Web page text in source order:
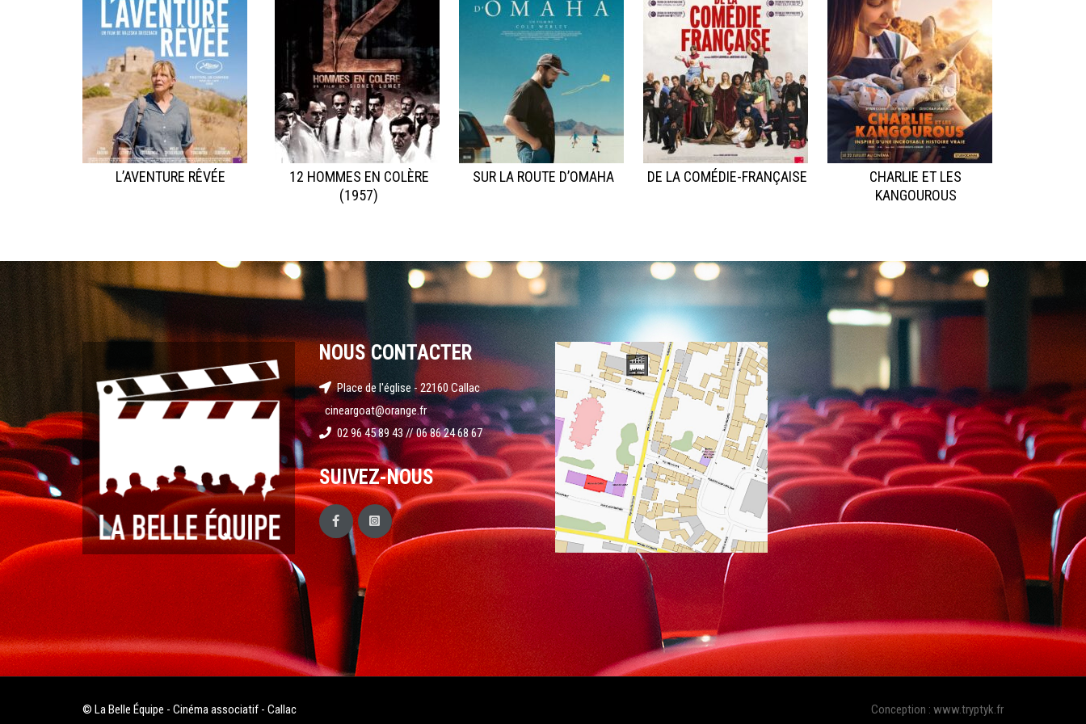
L’AVENTURE RÊVÉE
12 HOMMES EN COLÈRE
(1957)
SUR LA ROUTE D’OMAHA DE LA COMÉDIE-FRANÇAISE
CHARLIE ET LES
KANGOUROUS
NOUS CONTACTER
Place de l'église - 22160 Callac
cineargoat@orange.fr
02 96 45 89 43 // 06 86 24 68 67
SUIVEZ-NOUS
© La Belle Équipe - Cinéma associatif - Callac Conception : www.tryptyk.fr